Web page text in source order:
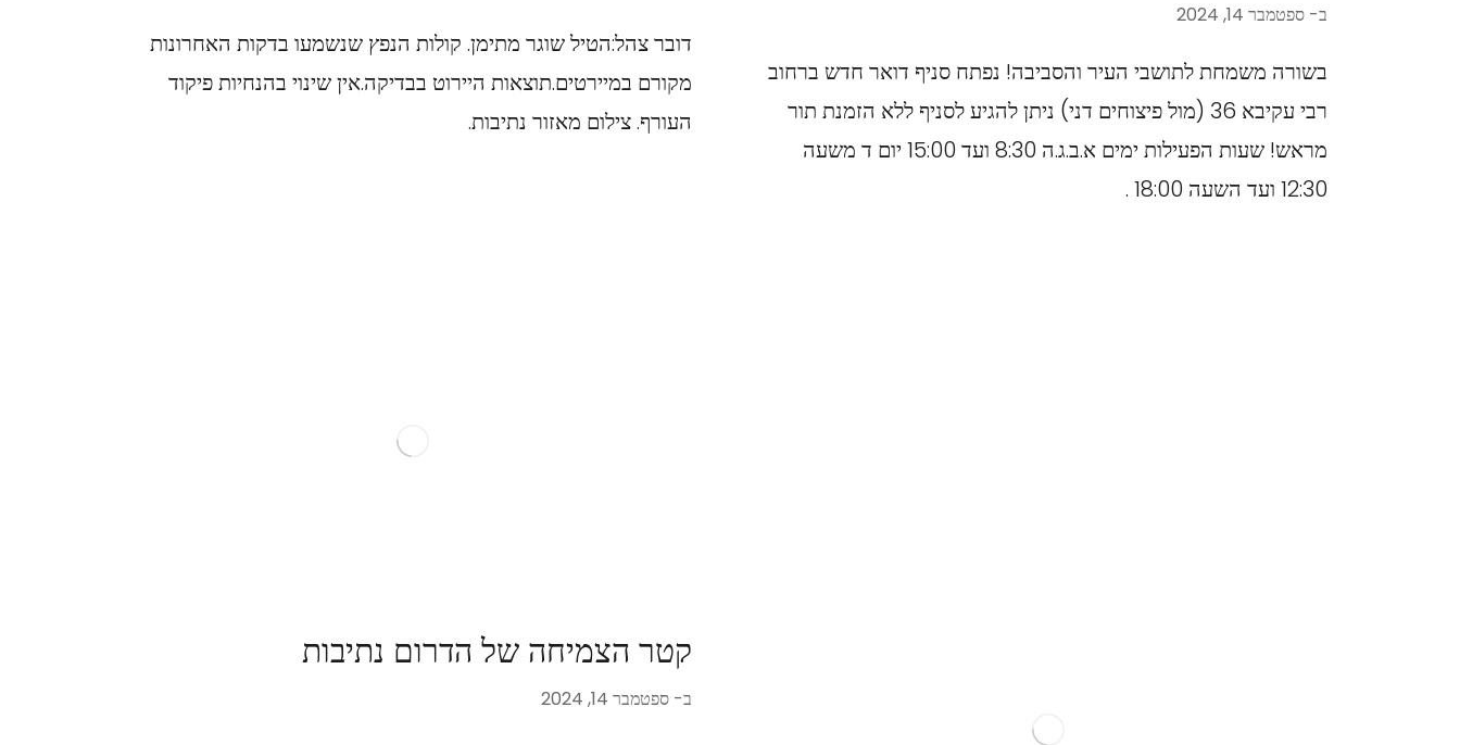
דובר צהל:הטיל שוגר מתימן. קולות הנפץ שנשמעו בדקות האחרונות
מקורם במיירטים.תוצאות היירוט בבדיקה.אין שינוי בהנחיות פיקוד
העורף. צילום מאזור נתיבות.
ב- ספטמבר 14, 2024
בשורה משמחת לתושבי העיר והסביבה! נפתח סניף דואר חדש ברחוב
רבי עקיבא 36 (מול פיצוחים דני) ניתן להגיע לסניף ללא הזמנת תור
מראש! שעות הפעילות ימים א.ב.ג.ה 8:30 ועד 15:00 יום ד משעה
12:30 ועד השעה 18:00 .
קטר הצמיחה של הדרום נתיבות
ב- ספטמבר 14, 2024